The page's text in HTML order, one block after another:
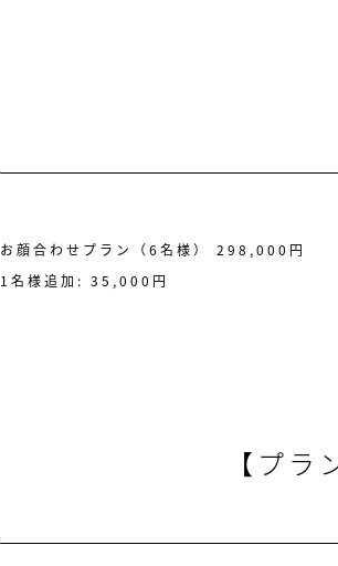
お顔合わせプラン（6名様） 298,000円
1名様追加: 35,000円
【プラ